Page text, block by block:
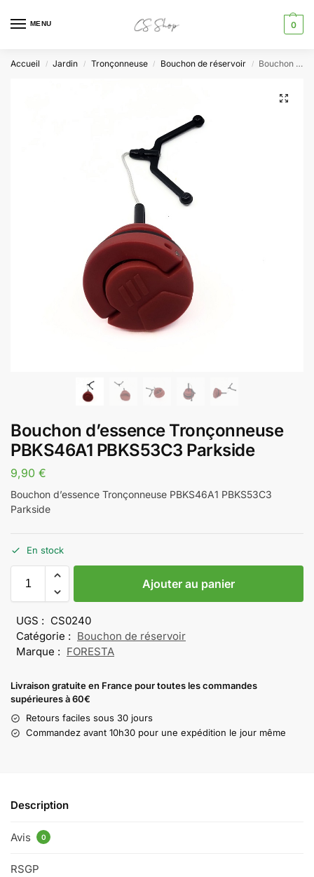
MENU 0
Accueil / Jardin / Tronçonneuse / Bouchon de réservoir / Bouchon d’essence Tronçonneuse PBKS46A1 PBKS53C3 Parkside
Bouchon d’essence Tronçonneuse
PBKS46A1 PBKS53C3 Parkside
9,90 €
Bouchon d’essence Tronçonneuse PBKS46A1 PBKS53C3
Parkside
En stock
Ajouter au panier
UGS : CS0240
Catégorie : Bouchon de réservoir
Marque : FORESTA
Livraison gratuite en France pour toutes les commandes
supérieures à 60€
Retours faciles sous 30 jours
Commandez avant 10h30 pour une expédition le jour même
Description
Avis 0
RSGP